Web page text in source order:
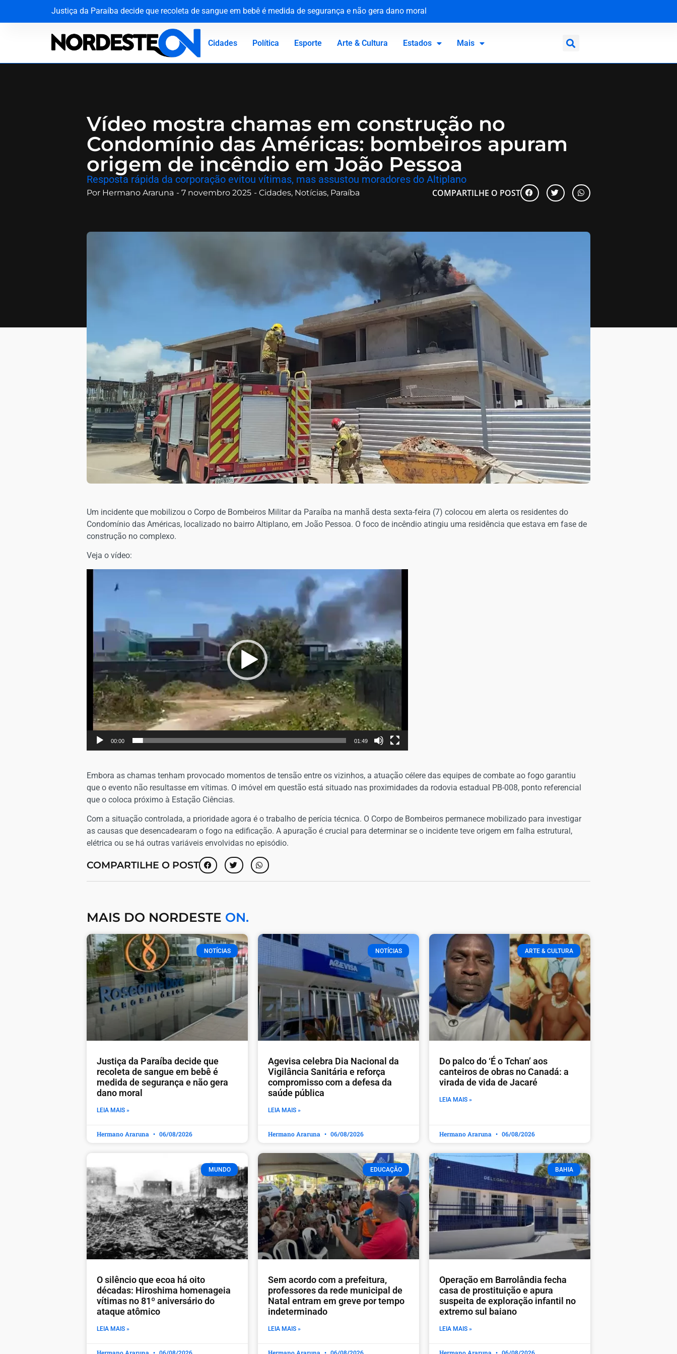
Justiça da Paraíba decide que recoleta de sangue em bebê é medida de segurança e não gera dano moral
Agevisa celebra Dia Nacional da Vigilância Sanitária e reforça compromisso com a defesa da saúde pública
Do palco do ‘É o Tchan’ aos canteiros de obras no Canadá: a virada de vida de Jacaré
O silêncio que ecoa há oito décadas: Hiroshima homenageia vítimas no 81º aniversário do ataque atômico
Cidades Política Esporte Arte & Cultura Estados Mais
Vídeo mostra chamas em construção no
Condomínio das Américas: bombeiros apuram
origem de incêndio em João Pessoa
​Resposta rápida da corporação evitou vítimas, mas assustou moradores do Altiplano
Por Hermano Araruna - 7 novembro 2025 - Cidades, Notícias, Paraíba COMPARTILHE O POST
​Um incidente que mobilizou o Corpo de Bombeiros Militar da Paraíba na manhã desta sexta-feira (7) colocou em alerta os residentes do
Condomínio das Américas, localizado no bairro Altiplano, em João Pessoa. O foco de incêndio atingiu uma residência que estava em fase de
construção no complexo.
Veja o vídeo:
00:00 01:49
Embora as chamas tenham provocado momentos de tensão entre os vizinhos, a atuação célere das equipes de combate ao fogo garantiu
que o evento não resultasse em vítimas. O imóvel em questão está situado nas proximidades da rodovia estadual PB-008, ponto referencial
que o coloca próximo à Estação Ciências.
​Com a situação controlada, a prioridade agora é o trabalho de perícia técnica. O Corpo de Bombeiros permanece mobilizado para investigar
as causas que desencadearam o fogo na edificação. A apuração é crucial para determinar se o incidente teve origem em falha estrutural,
elétrica ou se há outras variáveis envolvidas no episódio.
COMPARTILHE O POST
MAIS DO NORDESTE ON.
NOTÍCIAS
Justiça da Paraíba decide que
recoleta de sangue em bebê é
medida de segurança e não gera
dano moral
LEIA MAIS »
Hermano Araruna 06/08/2026
NOTÍCIAS
Agevisa celebra Dia Nacional da
Vigilância Sanitária e reforça
compromisso com a defesa da
saúde pública
LEIA MAIS »
Hermano Araruna 06/08/2026
ARTE & CULTURA
Do palco do ‘É o Tchan’ aos
canteiros de obras no Canadá: a
virada de vida de Jacaré
LEIA MAIS »
Hermano Araruna 06/08/2026
MUNDO
O silêncio que ecoa há oito
décadas: Hiroshima homenageia
vítimas no 81º aniversário do
ataque atômico
LEIA MAIS »
EDUCAÇÃO
​Sem acordo com a prefeitura,
professores da rede municipal de
Natal entram em greve por tempo
indeterminado
LEIA MAIS »
BAHIA
Operação em Barrolândia fecha
casa de prostituição e apura
suspeita de exploração infantil no
extremo sul baiano
LEIA MAIS »